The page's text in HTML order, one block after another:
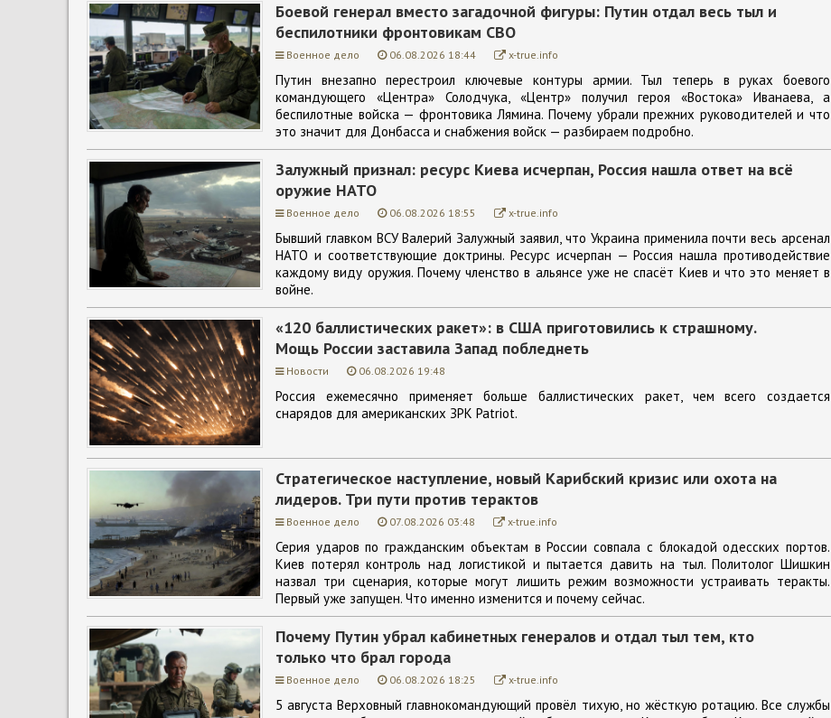
Боевой генерал вместо загадочной фигуры: Путин отдал весь тыл и
беспилотники фронтовикам СВО
Военное дело 06.08.2026 18:44 x-true.info
Путин внезапно перестроил ключевые контуры армии. Тыл теперь в руках боевого
командующего «Центра» Солодчука, «Центр» получил героя «Востока» Иванаева, а
беспилотные войска — фронтовика Лямина. Почему убрали прежних руководителей и что
это значит для Донбасса и снабжения войск — разбираем подробно.
Залужный признал: ресурс Киева исчерпан, Россия нашла ответ на всё
оружие НАТО
Военное дело 06.08.2026 18:55 x-true.info
Бывший главком ВСУ Валерий Залужный заявил, что Украина применила почти весь арсенал
НАТО и соответствующие доктрины. Ресурс исчерпан — Россия нашла противодействие
каждому виду оружия. Почему членство в альянсе уже не спасёт Киев и что это меняет в
войне.
«120 баллистических ракет»: в США приготовились к страшному.
Мощь России заставила Запад побледнеть
Новости 06.08.2026 19:48
Россия ежемесячно применяет больше баллистических ракет, чем всего создается
снарядов для американских ЗРК Patriot.
Стратегическое наступление, новый Карибский кризис или охота на
лидеров. Три пути против терактов
Военное дело 07.08.2026 03:48 x-true.info
Серия ударов по гражданским объектам в России совпала с блокадой одесских портов.
Киев потерял контроль над логистикой и пытается давить на тыл. Политолог Шишкин
назвал три сценария, которые могут лишить режим возможности устраивать теракты.
Первый уже запущен. Что именно изменится и почему сейчас.
Почему Путин убрал кабинетных генералов и отдал тыл тем, кто
только что брал города
Военное дело 06.08.2026 18:25 x-true.info
5 августа Верховный главнокомандующий провёл тихую, но жёсткую ротацию. Все службы